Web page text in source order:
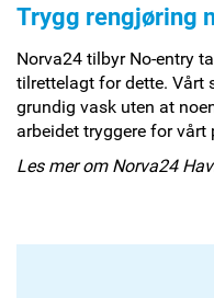
Trygg rengjøring
Norva24 tilbyr No-entry
tilrettelagt for dette. Vårt
grundig vask uten at
arbeidet tryggere for vårt
Les mer om Norva24